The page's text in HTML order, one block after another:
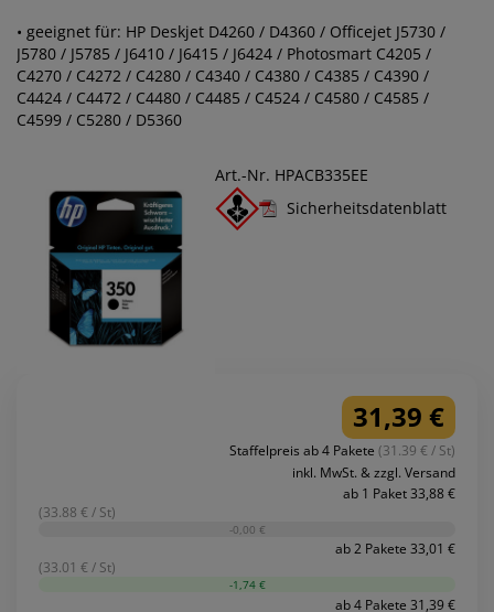
• geeignet für: HP Deskjet D4260 / D4360 / Officejet J5730 /
J5780 / J5785 / J6410 / J6415 / J6424 / Photosmart C4205 /
C4270 / C4272 / C4280 / C4340 / C4380 / C4385 / C4390 /
C4424 / C4472 / C4480 / C4485 / C4524 / C4580 / C4585 /
C4599 / C5280 / D5360
Art.-Nr. HPACB335EE
Sicherheitsdatenblatt
31,39 €
Staffelpreis ab 4 Pakete (31.39 € / St)
inkl. MwSt. & zzgl. Versand
ab 1 Paket 33,88 €
(33.88 € / St)
-0,00 €
ab 2 Pakete 33,01 €
(33.01 € / St)
-1,74 €
ab 4 Pakete 31,39 €